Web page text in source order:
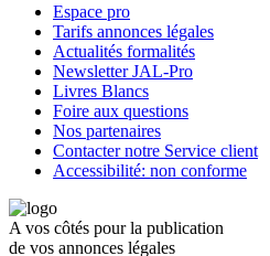
Espace pro
Tarifs annonces légales
Actualités formalités
Newsletter JAL-Pro
Livres Blancs
Foire aux questions
Nos partenaires
Contacter notre Service client
Accessibilité: non conforme
A vos côtés pour la publication
de vos annonces légales